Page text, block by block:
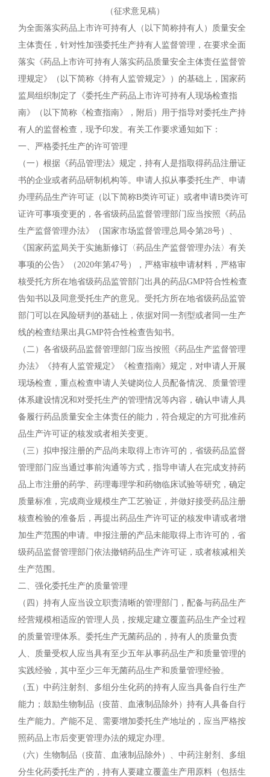
（征求意见稿）
为全面落实药品上市许可持有人（以下简称持有人）质量安全
主体责任，针对性加强委托生产持有人监督管理，在要求全面
落实《药品上市许可持有人落实药品质量安全主体责任监督管
理规定》（以下简称《持有人监管规定》）的基础上，国家药
监局组织制定了《委托生产药品上市许可持有人现场检查指
南》（以下简称《检查指南》，附后）用于指导对委托生产持
有人的监督检查，现予印发。有关工作要求通知如下：
一、严格委托生产的许可管理
（一）根据《药品管理法》规定，持有人是指取得药品注册证
书的企业或者药品研制机构等。申请人拟从事委托生产、申请
办理药品生产许可证（以下简称B类许可证）或者申请B类许可
证许可事项变更的，各省级药品监督管理部门应当按照《药品
生产监督管理办法》（国家市场监督管理总局令第28号）、
《国家药监局关于实施新修订〈药品生产监督管理办法〉有关
事项的公告》（2020年第47号），严格审核申请材料，严格审
核受托方所在地省级药品监管部门出具的药品GMP符合性检查
告知书以及同意受托生产的意见。受托方所在地省级药品监管
部门可以在风险研判的基础上，依据对同一剂型或者同一生产
线的检查结果出具GMP符合性检查告知书。
（二）各省级药品监督管理部门应当按照《药品生产监督管理
办法》《持有人监管规定》《检查指南》规定，对申请人开展
现场检查，重点检查申请人关键岗位人员配备情况、质量管理
体系建设情况和对受托生产的管理情况等内容，确认申请人具
备履行药品质量安全主体责任的能力，符合规定的方可批准药
品生产许可证的核发或者相关变更。
（三）拟申报注册的产品尚未取得上市许可的，省级药品监督
管理部门应当通过事前沟通等方式，指导申请人在完成支持药
品上市注册的药学、药理毒理学和药物临床试验等研究，确定
质量标准，完成商业规模生产工艺验证，并做好接受药品注册
核查检验的准备后，再提出药品生产许可证的核发申请或者增
加生产范围的申请。申报注册的产品未能取得上市许可的，省
级药品监督管理部门依法撤销药品生产许可证，或者核减相关
生产范围。
二、强化委托生产的质量管理
（四）持有人应当设立职责清晰的管理部门，配备与药品生产
经营规模相适应的管理人员，按规定建立覆盖药品生产全过程
的质量管理体系。委托生产无菌药品的，持有人的质量负责
人、质量受权人应当具有至少五年从事药品生产和质量管理的
实践经验，其中至少三年无菌药品生产和质量管理经验。
（五）中药注射剂、多组分生化药的持有人应当具备自行生产
能力；鼓励生物制品（疫苗、血液制品除外）持有人具备自行
生产能力。产能不足、需要增加委托生产地址的，应当严格按
照药品上市后变更管理办法的规定办理。
（六）生物制品（疫苗、血液制品除外）、中药注射剂、多组
分生化药委托生产的，持有人要建立覆盖生产用原料（包括生